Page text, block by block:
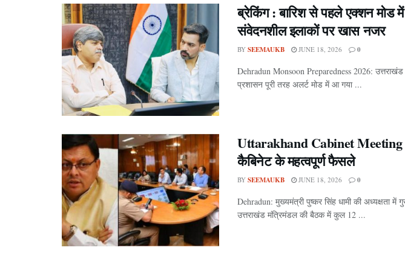
ब्रेकिंग : बारिश से पहले एक्शन मोड
संवेदनशील इलाकों पर खास नजर
BY SEEMAUKB JUNE 18, 2026 0
Dehradun Monsoon Preparedness 2026:
प्रशासन पूरी तरह अलर्ट मोड में आ गया ...
Uttarakhand Cabinet Meeting
कैबिनेट के महत्वपूर्ण फैसले
BY SEEMAUKB JUNE 18, 2026 0
Dehradun: मुख्यमंत्री पुष्कर सिंह धामी की अध्यक्षता में
उत्तराखंड मंत्रिमंडल की बैठक में कुल 12 ...